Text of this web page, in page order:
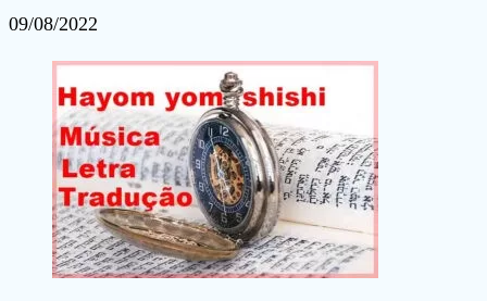
09/08/2022